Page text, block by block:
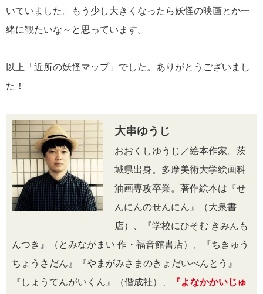
いていました。もう少し大きくなったら妖怪の映画とか一
緒に観たいな～と思っています。
以上「近所の妖怪マップ」でした。ありがとうございまし
た！
大串ゆうじ
おおくしゆうじ／絵本作家。茨
城県出身。多摩美術大学絵画科
油画専攻卒業。著作絵本は『せ
んにんのせんにん』（大泉書
店）、『学校にひそむ きみんも
んつき』（とみながまい 作・福音館書店）、『ちきゅう
ちょうさだん』『やまがみさまのきょだいべんとう』
『しょうてんがいくん』（偕成社）、
『よなかかいじゅ